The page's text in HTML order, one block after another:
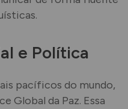
e Política
pacíficos do mundo,
Global da Paz. Essa